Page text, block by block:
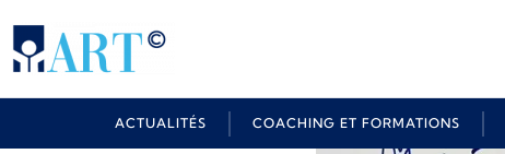
ACTUALITÉS COACHING ET FORMATIONS